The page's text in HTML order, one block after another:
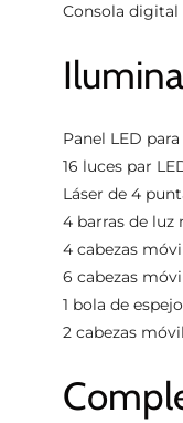
Consola digital
Panel LED para
16 luces par
Láser de 4
4 barras de luz
4 cabezas
6 cabezas
1 bola de
2 cabezas